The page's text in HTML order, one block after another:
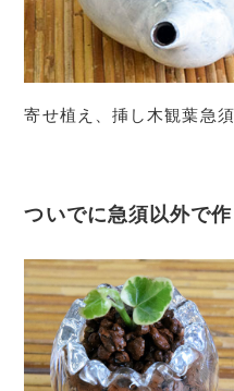
寄せ植え、挿し木観葉急須
ついでに急須以外で